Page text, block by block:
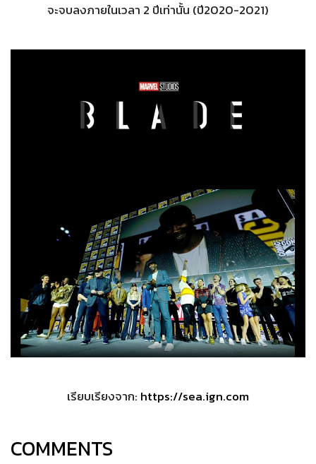
จะจบลงภายในเวลา 2 ปีเท่านั้น (ปี2020-2021)
เรียบเรียงจาก: https://sea.ign.com
COMMENTS